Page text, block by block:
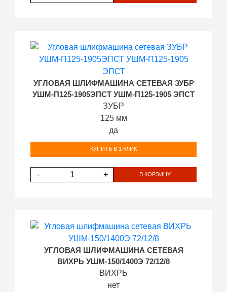
УГЛОВАЯ ШЛИФМАШИНА СЕТЕВАЯ ЗУБР
УШМ-П125-1905ЭПСТ УШМ-П125-1905 ЭПСТ
ЗУБР
125 мм
да
КУПИТЬ В 1 КЛИК
- + В КОРЗИНУ
УГЛОВАЯ ШЛИФМАШИНА СЕТЕВАЯ
ВИХРЬ УШМ-150/1400Э 72/12/8
ВИХРЬ
нет